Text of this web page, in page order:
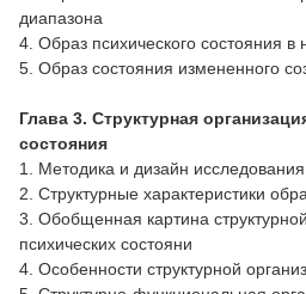
диапазона
4. Образ психического состояния в
5. Образ состояния измененного
Глава 3. Структурная
состояния
1. Методика и дизайн исследования
2. Структурные характеристики
3. Обобщенная картина
психических состояни
4. Особенности структурной